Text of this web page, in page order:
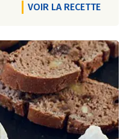
VOIR LA RECETTE